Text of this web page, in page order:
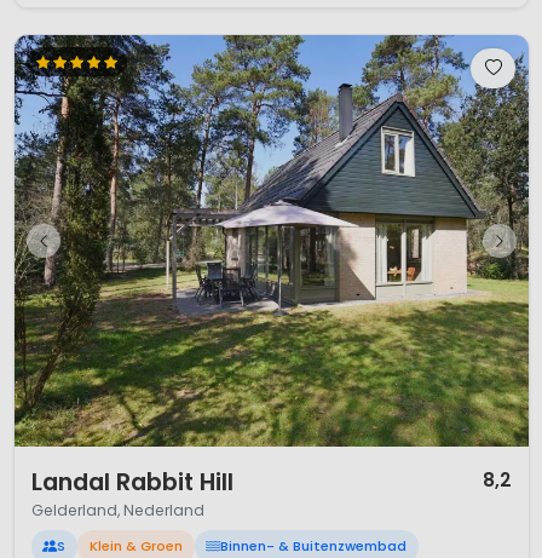
Landal Rabbit Hill 8,2
Gelderland, Nederland
S Klein & Groen Binnen- & Buitenzwembad